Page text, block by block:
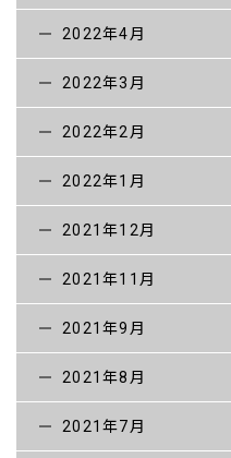
2022年4月
2022年3月
2022年2月
2022年1月
2021年12月
2021年11月
2021年9月
2021年8月
2021年7月